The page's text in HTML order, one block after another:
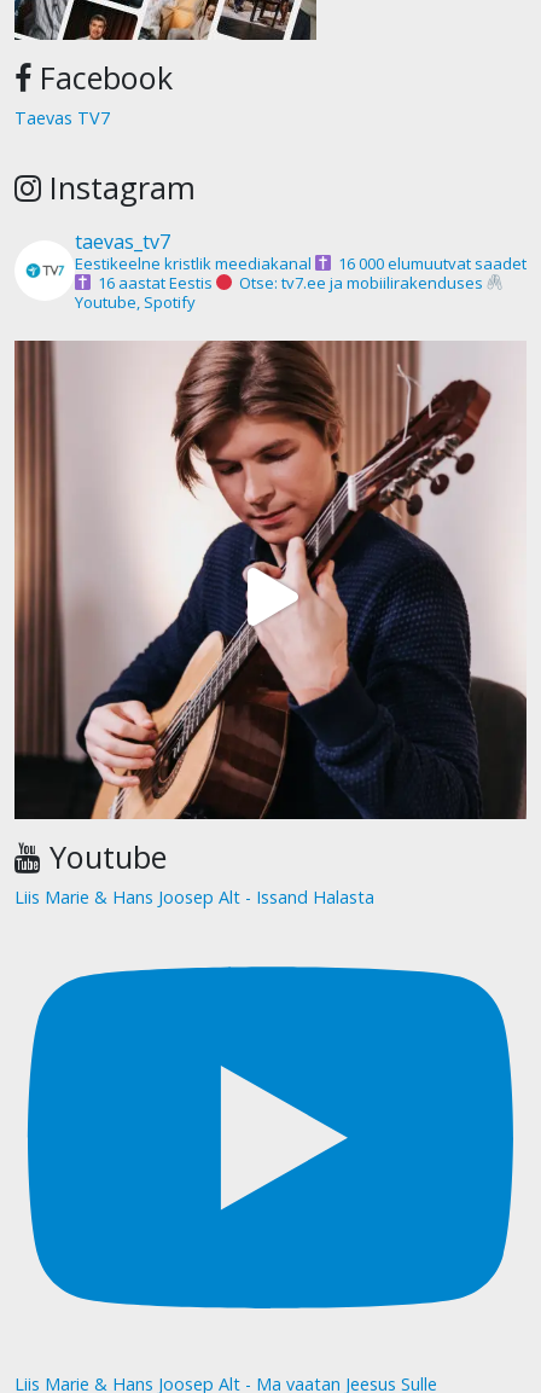
Facebook
Taevas TV7
Instagram
taevas_tv7
Eestikeelne kristlik meediakanal
16 000 elumuutvat saadet
16 aastat Eestis
Otse: tv7.ee ja mobiilirakenduses
Youtube, Spotify
Youtube
Liis Marie & Hans Joosep Alt - Issand Halasta
Liis Marie & Hans Joosep Alt - Ma vaatan Jeesus Sulle